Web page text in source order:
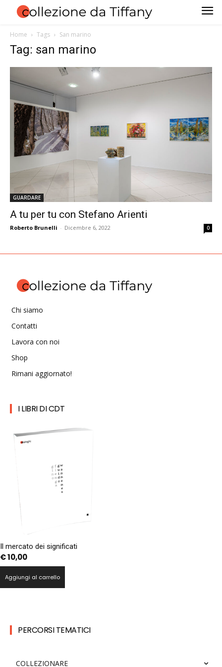
Home Tags San marino
Tag: san marino
GUARDARE
A tu per tu con Stefano Arienti
Roberto Brunelli - Dicembre 6, 2022 0
Chi siamo
Contatti
Lavora con noi
Shop
Rimani aggiornato!
I LIBRI DI CDT
Il mercato dei significati
€10,00
Aggiungi al carrello
PERCORSI TEMATICI
COLLEZIONARE